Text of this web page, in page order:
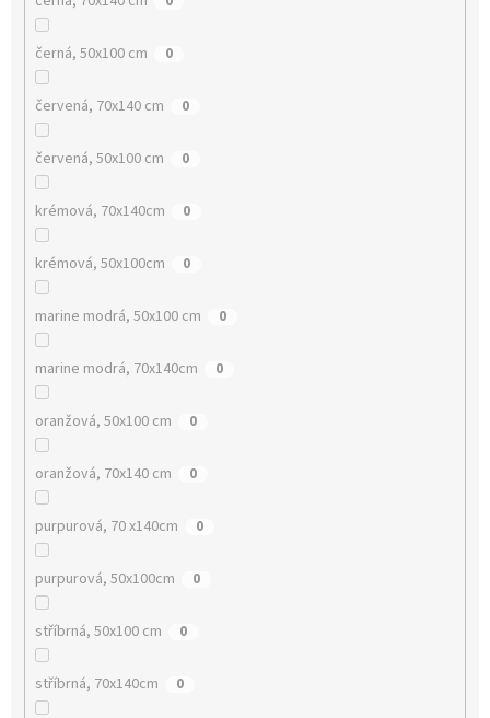
černá, 50x100 cm 0
červená, 70x140 cm 0
červená, 50x100 cm 0
krémová, 70x140cm 0
krémová, 50x100cm 0
marine modrá, 50x100 cm 0
marine modrá, 70x140cm 0
oranžová, 50x100 cm 0
oranžová, 70x140 cm 0
purpurová, 70 x140cm 0
purpurová, 50x100cm 0
stříbrná, 50x100 cm 0
stříbrná, 70x140cm 0